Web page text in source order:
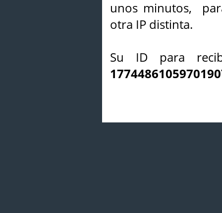
unos minutos,
otra IP distinta.
Su ID para